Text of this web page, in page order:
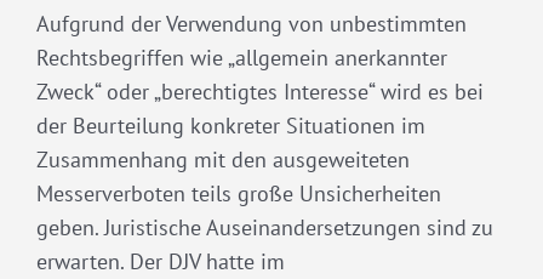
Aufgrund der Verwendung von unbestimmten
Rechtsbegriffen wie „allgemein anerkannter
Zweck“ oder „berechtigtes Interesse“ wird es bei
der Beurteilung konkreter Situationen im
Zusammenhang mit den ausgeweiteten
Messerverboten teils große Unsicherheiten
geben. Juristische Auseinandersetzungen sind zu
erwarten. Der DJV hatte im